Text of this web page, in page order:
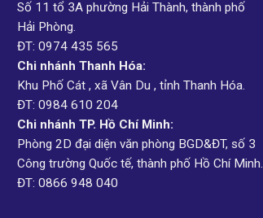
Số 11 tổ 3A phường Hải Thành, thành phố
Hải Phòng.
ĐT: 0974 435 565
Chi nhánh Thanh Hóa:
Khu Phố Cát , xã Vân Du , tỉnh Thanh Hóa.
ĐT: 0984 610 204
Chi nhánh TP. Hồ Chí Minh:
Phòng 2D đại diện văn phòng BGD&ĐT, số 3
Công trường Quốc tế, thành phố Hồ Chí Minh.
ĐT: 0866 948 040